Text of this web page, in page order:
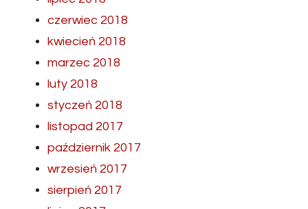
czerwiec 2018
kwiecień 2018
marzec 2018
luty 2018
styczeń 2018
listopad 2017
październik 2017
wrzesień 2017
sierpień 2017